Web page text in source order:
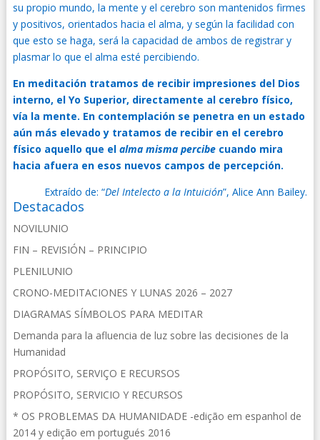
su propio mundo, la mente y el cerebro son mantenidos firmes
y positivos, orientados hacia el alma, y según la facilidad con
que esto se haga, será la capacidad de ambos de registrar y
plasmar lo que el alma esté percibiendo.
En meditación tratamos de recibir impresiones del Dios
interno, el Yo Superior, directamente al cerebro físico,
vía la mente. En contemplación se penetra en un estado
aún más elevado y tratamos de recibir en el cerebro
físico aquello que el alma misma percibecuando mira
hacia afuera en esos nuevos campos de percepción.
Extraído de: “Del Intelecto a la Intuición”, Alice Ann Bailey.
Destacados
NOVILUNIO
FIN – REVISIÓN – PRINCIPIO
PLENILUNIO
CRONO-MEDITACIONES Y LUNAS 2026 – 2027
DIAGRAMAS SÍMBOLOS PARA MEDITAR
Demanda para la afluencia de luz sobre las decisiones de la
Humanidad
PROPÓSITO, SERVIÇO E RECURSOS
PROPÓSITO, SERVICIO Y RECURSOS
* OS PROBLEMAS DA HUMANIDADE -edição em espanhol de
2014 y edição em portugués 2016